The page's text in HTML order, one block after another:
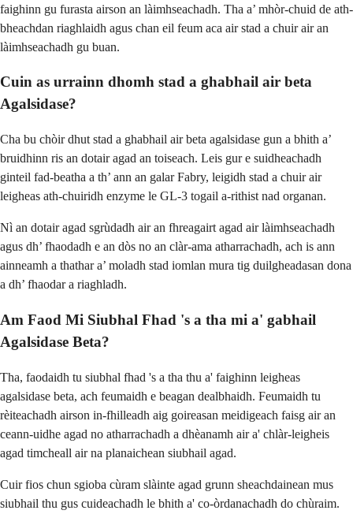
faighinn gu furasta airson an làimhseachadh. Tha a’ mhòr-chuid de ath-
bheachdan riaghlaidh agus chan eil feum aca air stad a chuir air an
làimhseachadh gu buan.
Cuin as urrainn dhomh stad a ghabhail air beta
Agalsidase?
Cha bu chòir dhut stad a ghabhail air beta agalsidase gun a bhith a’
bruidhinn ris an dotair agad an toiseach. Leis gur e suidheachadh
ginteil fad-beatha a th’ ann an galar Fabry, leigidh stad a chuir air
leigheas ath-chuiridh enzyme le GL-3 togail a-rithist nad organan.
Nì an dotair agad sgrùdadh air an fhreagairt agad air làimhseachadh
agus dh’ fhaodadh e an dòs no an clàr-ama atharrachadh, ach is ann
ainneamh a thathar a’ moladh stad iomlan mura tig duilgheadasan dona
a dh’ fhaodar a riaghladh.
Am Faod Mi Siubhal Fhad 's a tha mi a' gabhail
Agalsidase Beta?
Tha, faodaidh tu siubhal fhad 's a tha thu a' faighinn leigheas
agalsidase beta, ach feumaidh e beagan dealbhaidh. Feumaidh tu
rèiteachadh airson in-fhilleadh aig goireasan meidigeach faisg air an
ceann-uidhe agad no atharrachadh a dhèanamh air a' chlàr-leigheis
agad timcheall air na planaichean siubhail agad.
Cuir fios chun sgioba cùram slàinte agad grunn sheachdainean mus
siubhail thu gus cuideachadh le bhith a' co-òrdanachadh do chùraim.